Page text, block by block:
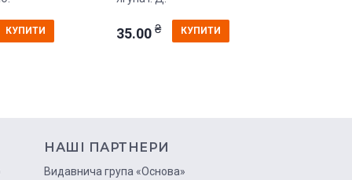
КУПИТИ 35.00 ₴ КУПИТИ
НАШІ ПАРТНЕРИ
Видавнича група «Основа»